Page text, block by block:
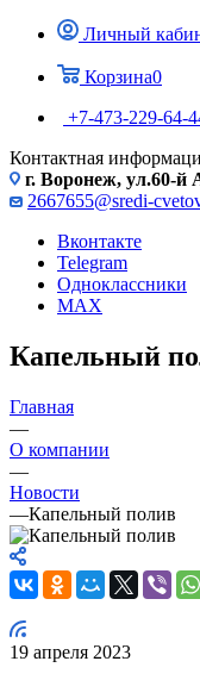
Личный
Корзина0
+7-473-229-64-
Контактная
г. Воронеж, ул.60-й
2667655@sredi-
Вконтакте
Telegram
Одноклассники
MAX
Капельный
Главная
—
О компании
—
Новости
—Капельный полив
19 апреля 2023